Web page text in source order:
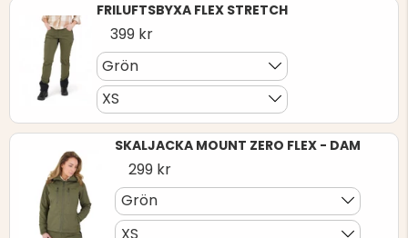
FRILUFTSBYXA FLEX STRETCH
399 kr
Grön
XS
SKALJACKA MOUNT ZERO FLEX - DAM
299 kr
Grön
XS